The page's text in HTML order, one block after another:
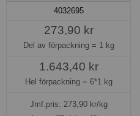
4032695
273,90 kr
Del av förpackning = 1 kg
1.643,40 kr
Hel förpackning = 6*1 kg
Jmf.pris: 273,90kr/kg